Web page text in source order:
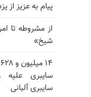
پیام به عزیز از
از مشروطه تا
شیخ»
سایبری
سایبری آلبانی